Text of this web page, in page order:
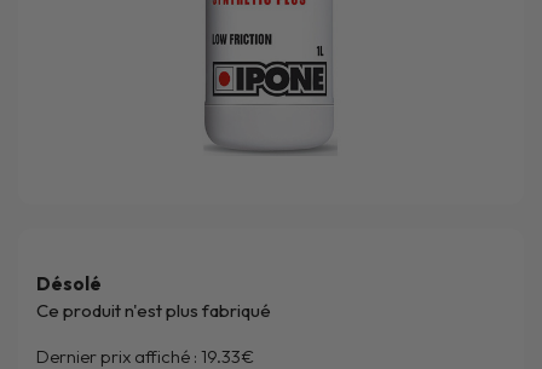
Désolé
Ce produit n'est plus fabriqué
Dernier prix affiché : 19.33€